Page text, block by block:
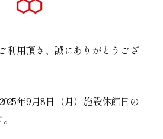
利用頂き、誠にありがとうござ
年9月8日（月）施設休館日の